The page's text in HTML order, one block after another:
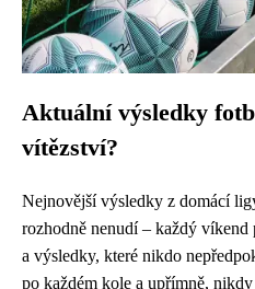
Aktuální výsledky
vítězství?
Nejnovější výsledky z domácí
rozhodně nenudí – každý víkend
a výsledky, které nikdo
po každém kole a upřímně, nikdy